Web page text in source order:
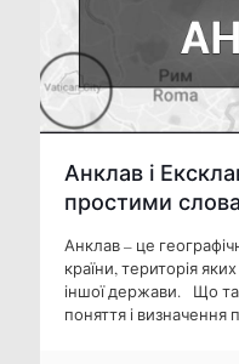
Анклав і
простими
Анклав – це
країни, територія
іншої держави. Що
поняття і визначення